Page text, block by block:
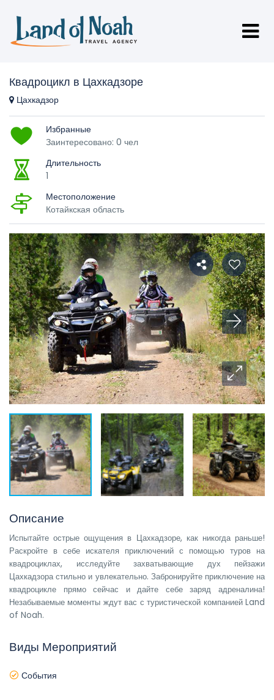
Квадроцикл в Цахкадзоре
Цахкадзор
Избранные
Заинтересовано: 0 чел
Длительность
1
Местоположение
Котайкская область
Описание
Испытайте острые ощущения в Цахкадзоре, как никогда раньше!
Раскройте в себе искателя приключений с помощью туров на
квадроциклах, исследуйте захватывающие дух пейзажи
Цахкадзора стильно и увлекательно. Забронируйте приключение на
квадроцикле прямо сейчас и дайте себе заряд адреналина!
Незабываемые моменты ждут вас с туристической компанией Land
of Noah.
Виды Мероприятий
События